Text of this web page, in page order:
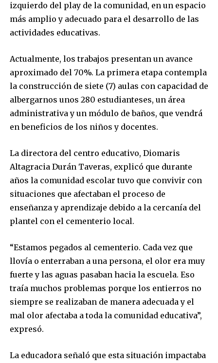
izquierdo del play de la comunidad, en un espacio
más amplio y adecuado para el desarrollo de las
actividades educativas.
Actualmente, los trabajos presentan un avance
aproximado del 70%. La primera etapa contempla
la construcción de siete (7) aulas con capacidad de
albergarnos unos 280 estudianteses, un área
administrativa y un módulo de baños, que vendrá
en beneficios de los niños y docentes.
La directora del centro educativo, Diomaris
Altagracia Durán Taveras, explicó que durante
años la comunidad escolar tuvo que convivir con
situaciones que afectaban el proceso de
enseñanza y aprendizaje debido a la cercanía del
plantel con el cementerio local.
“Estamos pegados al cementerio. Cada vez que
llovía o enterraban a una persona, el olor era muy
fuerte y las aguas pasaban hacia la escuela. Eso
traía muchos problemas porque los entierros no
siempre se realizaban de manera adecuada y el
mal olor afectaba a toda la comunidad educativa”,
expresó.
La educadora señaló que esta situación impactaba